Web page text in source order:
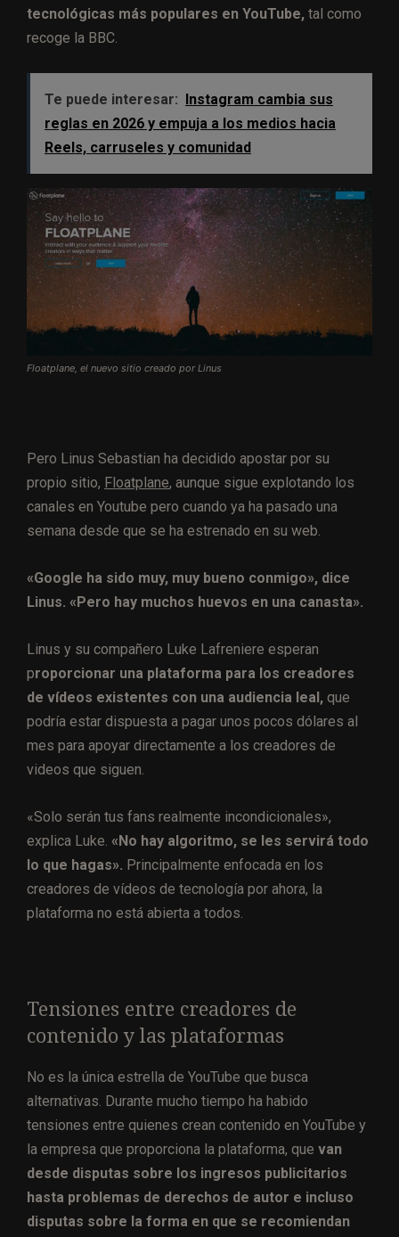
tecnológicas más populares en YouTube, tal como
recoge la BBC.
Te puede interesar: Instagram cambia sus
reglas en 2026 y empuja a los medios hacia
Reels, carruseles y comunidad
Floatplane, el nuevo sitio creado por Linus
Pero Linus Sebastian ha decidido apostar por su
propio sitio, Floatplane, aunque sigue explotando los
canales en Youtube pero cuando ya ha pasado una
semana desde que se ha estrenado en su web.
«Google ha sido muy, muy bueno conmigo», dice
Linus. «Pero hay muchos huevos en una canasta».
Linus y su compañero Luke Lafreniere esperan
proporcionar una plataforma para los creadores
de vídeos existentes con una audiencia leal, que
podría estar dispuesta a pagar unos pocos dólares al
mes para apoyar directamente a los creadores de
videos que siguen.
«Solo serán tus fans realmente incondicionales»,
explica Luke. «No hay algoritmo, se les servirá todo
lo que hagas». Principalmente enfocada en los
creadores de vídeos de tecnología por ahora, la
plataforma no está abierta a todos.
Tensiones entre creadores de
contenido y las plataformas
No es la única estrella de YouTube que busca
alternativas. Durante mucho tiempo ha habido
tensiones entre quienes crean contenido en YouTube y
la empresa que proporciona la plataforma, que van
desde disputas sobre los ingresos publicitarios
hasta problemas de derechos de autor e incluso
disputas sobre la forma en que se recomiendan